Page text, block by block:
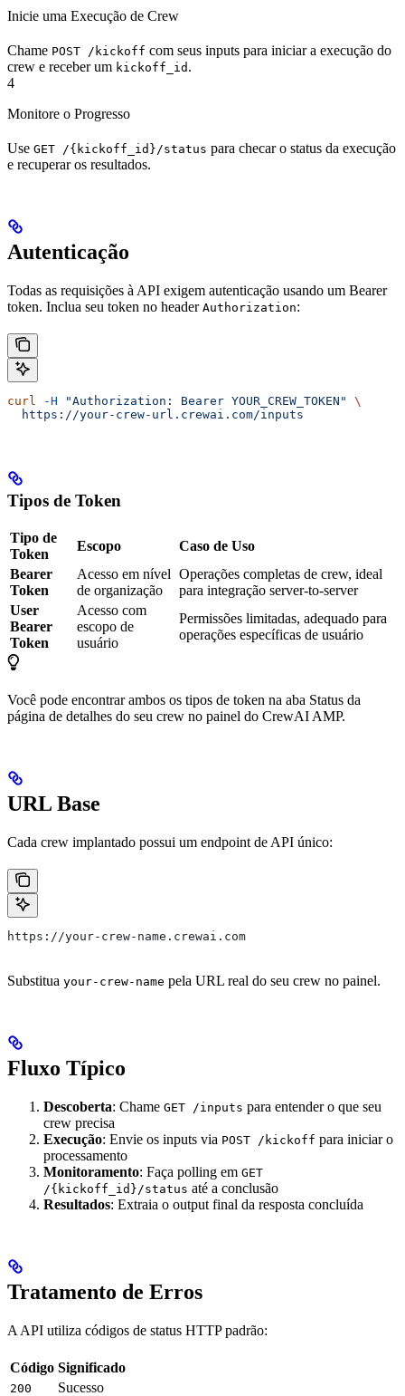
Inicie uma Execução de Crew
Chame POST /kickoff com seus inputs para iniciar a execução do
crew e receber um kickoff_id .
4
Monitore o Progresso
Use GET /{kickoff_id}/status para checar o status da execução
e recuperar os resultados.
Autenticação
Todas as requisições à API exigem autenticação usando um Bearer
token. Inclua seu token no header Authorization:
curl -H "Authorization: Bearer YOUR_CREW_TOKEN"
\
  https://your-crew-url.crewai.com/inputs
Tipos de Token
Tipo de
Token
Escopo
Caso de Uso
Bearer
Token
Acesso em nível
de organização
Operações completas de crew, ideal
para integração server-to-server
User
Bearer
Token
Acesso com
escopo de
usuário
Permissões limitadas, adequado para
operações específicas de usuário
Você pode encontrar ambos os tipos de token na aba Status da
página de detalhes do seu crew no painel do CrewAI AMP.
URL Base
Cada crew implantado possui um endpoint de API único:
https://your-crew-name.crewai.com
Substitua your-crew-name pela URL real do seu crew no painel.
Fluxo Típico
Descoberta: Chame GET /inputs para entender o que seu
crew precisa
Execução: Envie os inputs via POST /kickoff para iniciar o
processamento
Monitoramento: Faça polling em GET
/{kickoff_id}/status até a conclusão
Resultados: Extraia o output final da resposta concluída
Tratamento de Erros
A API utiliza códigos de status HTTP padrão:
Código Significado
200 Sucesso